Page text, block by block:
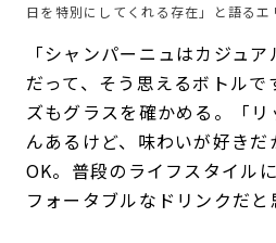
日を特別にしてくれる存在」と語るエ
「シャンパーニュはカジュ
だって、そう思えるボトル
ズもグラスを確かめる。「
んあるけど、味わいが好き
OK。普段のライフスタイル
フォータブルなドリンクだと